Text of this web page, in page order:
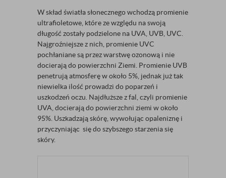
W skład światła słonecznego wchodzą promienie
ultrafioletowe, które ze względu na swoją
długość zostały podzielone na UVA, UVB, UVC.
Najgroźniejsze z nich, promienie UVC
pochłaniane są przez warstwę ozonową i nie
docierają do powierzchni Ziemi. Promienie UVB
penetrują atmosferę w około 5%, jednak już tak
niewielka ilość prowadzi do poparzeń i
uszkodzeń oczu. Najdłuższe z fal, czyli promienie
UVA, docierają do powierzchni ziemi w około
95%. Uszkadzają skórę, wywołując opaleniznę i
przyczyniając się do szybszego starzenia się
skóry.